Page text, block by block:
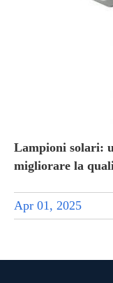
Lampioni solari:
migliorare la
Apr 01, 2025